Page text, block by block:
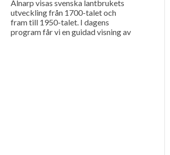
Alnarp visas svenska lantbrukets
utveckling från 1700-talet och
fram till 1950-talet. I dagens
program får vi en guidad visning av